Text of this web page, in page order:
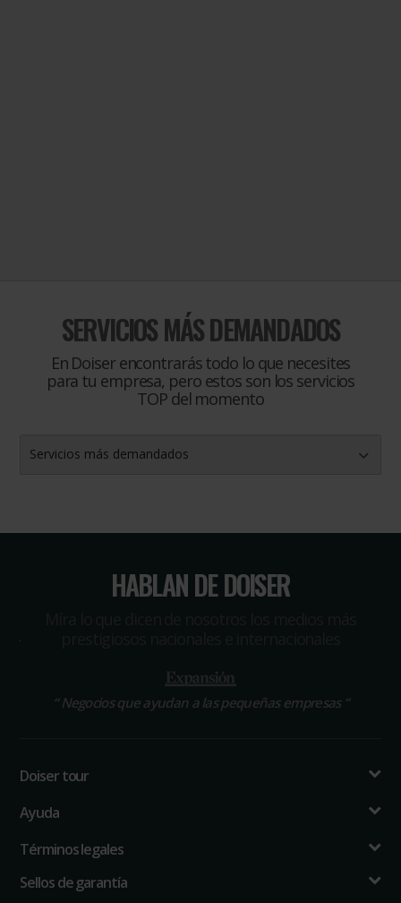
SERVICIOS MÁS DEMANDADOS
En Doiser encontrarás todo lo que necesites
para tu empresa, pero estos son los servicios
TOP del momento
Servicios más demandados
HABLAN DE DOISER
“Negocios que ayudan a las pequeñas empresas “
Doiser tour
Ayuda
Términos legales
Sellos de garantía